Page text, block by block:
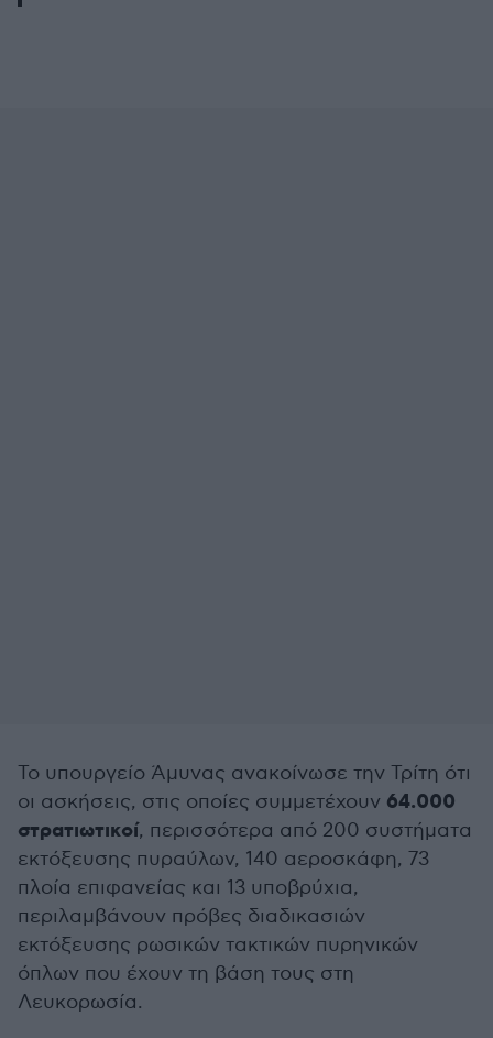
Το υπουργείο Άμυνας ανακοίνωσε την Τρίτη ότι
οι ασκήσεις, στις οποίες συμμετέχουν 64.000
στρατιωτικοί, περισσότερα από 200 συστήματα
εκτόξευσης πυραύλων, 140 αεροσκάφη, 73
πλοία επιφανείας και 13 υποβρύχια,
περιλαμβάνουν πρόβες διαδικασιών
εκτόξευσης ρωσικών τακτικών πυρηνικών
όπλων που έχουν τη βάση τους στη
Λευκορωσία.